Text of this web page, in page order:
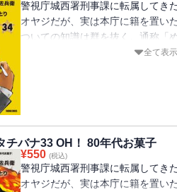
子の、食べた人間を幸せにする不
して特製・花椒辣醤(ファージャオ
警視庁城西署刑事課に転属してき
オヤジだが、実は本庁に籍を置い
ついての知識は群を抜く。通称「
ネだ。捜査や取調べに得意の知識
向から割り出した立花が、最新レ
院について語り上げる表題作。ほ
当刑事・竹田とワイルド女性刑事
西署刑事課の面々など、読むと食
全て表
チバナ33 OH！ 80年代お菓子
¥550 (税込)
警視庁城西署刑事課に転属してき
オヤジだが、実は本庁に籍を置い